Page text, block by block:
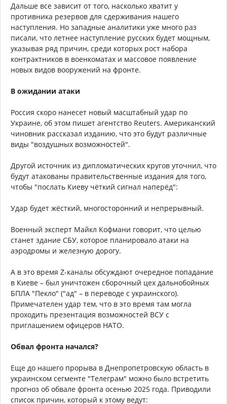
Дальше все зависит от того, насколько хватит у
противника резервов для сдерживания нашего
наступления. Но западные аналитики уже много раз
писали, что летнее наступление русских будет мощным,
указывая ряд причин, среди которых рост набора
контрактников в военкоматах и массовое появление
новых видов вооружений на фронте.
В ожидании атаки
Россия скоро нанесет новый масштабный удар по
Украине, об этом пишет агентство Reuters. Американский
чиновник рассказал изданию, что это будут различные
виды "воздушных возможностей".
Другой источник из дипломатических кругов уточнил, что
будут атакованы правительственные издания для того,
чтобы "послать Киеву чёткий сигнал наперёд":
Удар будет жёсткий, многосторонний и непрерывный.
Военный эксперт Майкл Кофмани говорит, что целью
станет здание СБУ, которое планировало атаки на
аэродромы и железную дорогу.
А в это время Z-каналы обсуждают очередное попадание
в Киеве – был уничтожен сборочный цех дальнобойных
БПЛА "Пекло" ("ад" – в переводе с украинского).
Примечателен удар тем, что в это время там могла
проходить презентация возможностей ВСУ с
приглашением офицеров НАТО.
Обвал фронта начался?
Еще до нашего прорыва в Днепропетровскую область в
украинском сегменте "Телеграм" можно было встретить
прогноз об обвале фронта осенью 2025 года. Приводили
список причин, который к этому ведут: